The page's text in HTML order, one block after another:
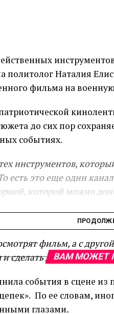
политолог Наталия
фильма на
до сих пор
событиях.
инструментов,
есть это еще один
которой можно
иногда
фильм, а с
и сделать для себя
события в сцене
По ее словам,
глазами.
ВАМ МОЖЕТ